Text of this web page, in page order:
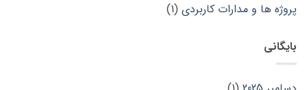
پروژه ها و مدارات کاربردی (1)
بایگانی